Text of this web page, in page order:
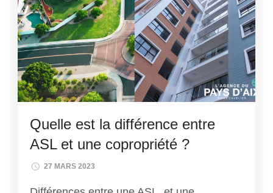
Quelle est la différence entre
ASL et une copropriété ?
27 MARS 2023